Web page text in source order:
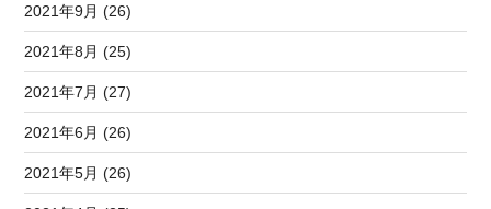
2021年9月 (26)
2021年8月 (25)
2021年7月 (27)
2021年6月 (26)
2021年5月 (26)